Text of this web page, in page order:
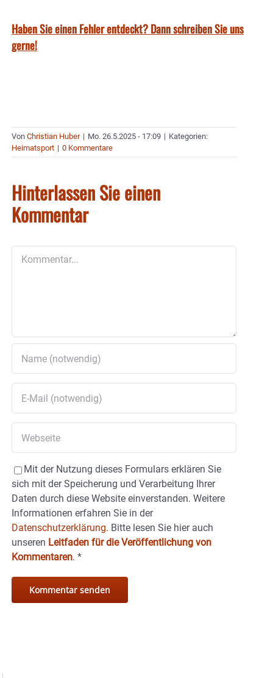
Haben Sie einen Fehler entdeckt? Dann schreiben Sie uns
gerne!
Von Christian Huber | Mo. 26.5.2025 - 17:09 | Kategorien:
Heimatsport | 0 Kommentare
Hinterlassen Sie einen
Kommentar
Mit der Nutzung dieses Formulars erklären Sie
sich mit der Speicherung und Verarbeitung Ihrer
Daten durch diese Website einverstanden. Weitere
Informationen erfahren Sie in der
Datenschutzerklärung. Bitte lesen Sie hier auch
unseren Leitfaden für die Veröffentlichung von
Kommentaren. *